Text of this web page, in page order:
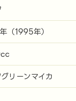
（1995年）
リーンマイカ